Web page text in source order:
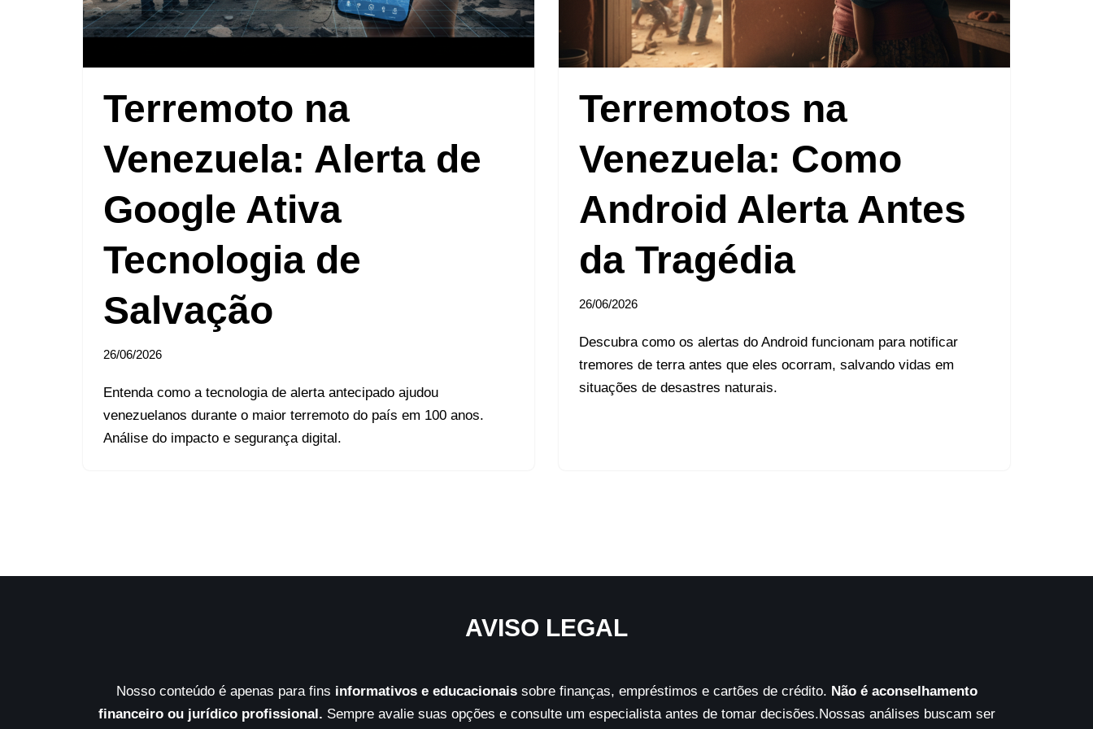
Terremoto na
Venezuela: Alerta de
Google Ativa
Tecnologia de
Salvação
26/06/2026
Entenda como a tecnologia de alerta antecipado ajudou
venezuelanos durante o maior terremoto do país em 100 anos.
Análise do impacto e segurança digital.
Terremotos na
Venezuela: Como
Android Alerta Antes
da Tragédia
26/06/2026
Descubra como os alertas do Android funcionam para notificar
tremores de terra antes que eles ocorram, salvando vidas em
situações de desastres naturais.
AVISO LEGAL
Nosso conteúdo é apenas para fins informativos e educacionaissobre finanças, empréstimos e cartões de crédito. Não é aconselhamento
financeiro ou jurídico profissional. Sempre avalie suas opções e consulte um especialista antes de tomar decisões.Nossas análises buscam ser